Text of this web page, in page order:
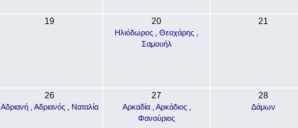
19 20
Ηλιόδωρος , Θεοχάρης ,
Σαμουήλ
21
26
Αδριανή , Αδριανός , Ναταλία
27
Αρκαδία , Αρκάδιος ,
Φανούριος
28
Δάμων